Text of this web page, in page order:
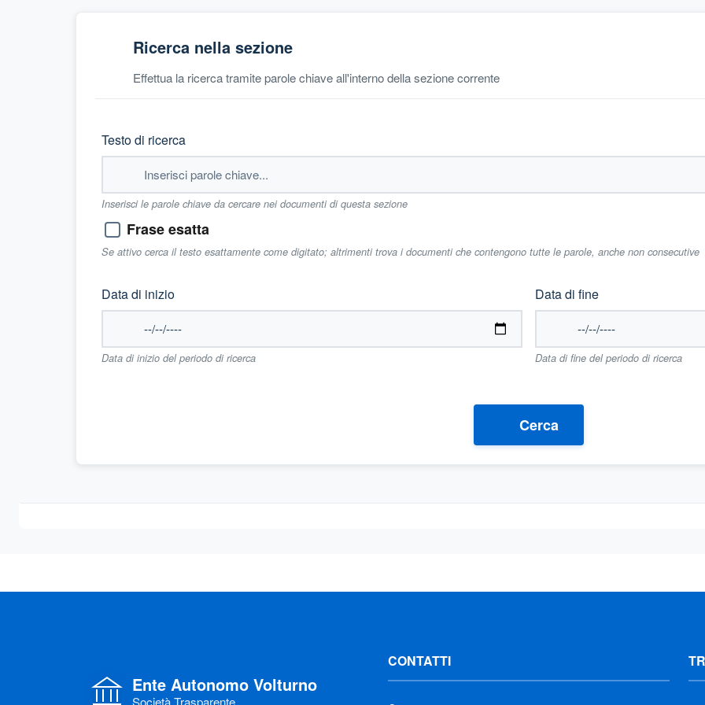
Ricerca nella sezione
Effettua la ricerca tramite parole chiave all'interno della sezione corrente
Testo di ricerca
Inserisci le parole chiave da cercare nei documenti di questa sezione
Frase esatta
Se attivo cerca il testo esattamente come digitato; altrimenti trova i documenti che contengono tutte le parole, anche non consecutive
Data di inizio
Data di inizio del periodo di ricerca
Data di fine
Data di fine del periodo di ricerca
Cerca
Ente Autonomo Volturno
Società Trasparente
CONTATTI